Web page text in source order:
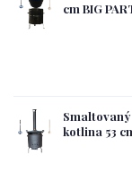
cm BIG
kotlina 53